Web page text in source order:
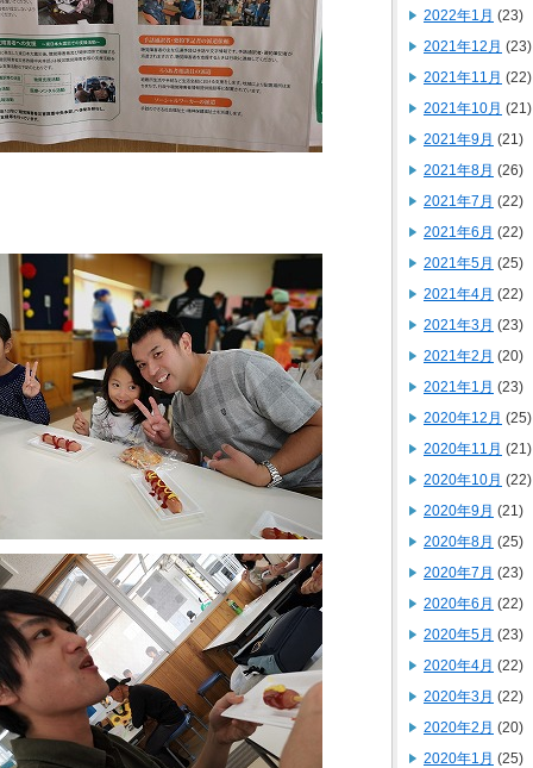
2022年1月 (23)
2021年12月 (23)
2021年11月 (22)
2021年10月 (21)
2021年9月 (21)
2021年8月 (26)
2021年7月 (22)
2021年6月 (22)
2021年5月 (25)
2021年4月 (22)
2021年3月 (23)
2021年2月 (20)
2021年1月 (23)
2020年12月 (25)
2020年11月 (21)
2020年10月 (22)
2020年9月 (21)
2020年8月 (25)
2020年7月 (23)
2020年6月 (22)
2020年5月 (23)
2020年4月 (22)
2020年3月 (22)
2020年2月 (20)
2020年1月 (25)